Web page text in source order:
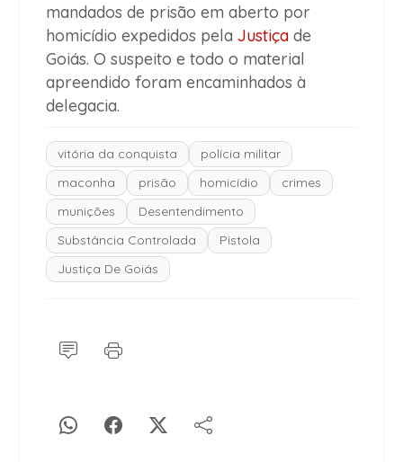
mandados de prisão em aberto por
homicídio expedidos pela Justiça de
Goiás. O suspeito e todo o material
apreendido foram encaminhados à
delegacia.
vitória da conquista
polícia militar
maconha
prisão homicídio
crimes
munições
Desentendimento
Substância Controlada
Pistola
Justiça De Goiás